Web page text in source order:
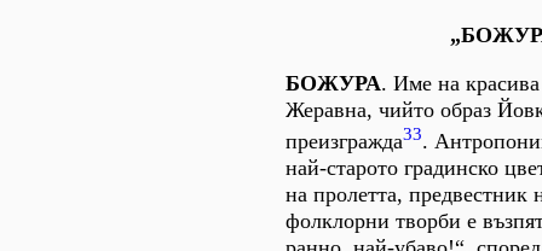
БОЖУРА. Име на
Жеравна, чийто образ
преизгражда33.
най-старото градинско
на пролетта, предвестник
фолклорни творби е